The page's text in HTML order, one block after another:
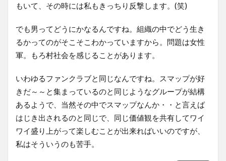
もいて、その時には私もきっちり反撃します。(笑)
でも男ってどうにかなるんですね。組織の中でどう生き
るかってのがそこそこわかっていますから。問題は女性
軍。もろ村社会を感じることがあります。
いわゆるファンクラブと同じなんですね。スマップが好
きだ～～と集まっているのと同じようなグループが結構
あるようで、当然その中でスマップなんか・・と言えば
はじき出されるのと同じで、同じ価値観を共有してワイ
ワイ盛り上がって楽しむことが出来ればいいのですが、
私はそういうのも苦手。